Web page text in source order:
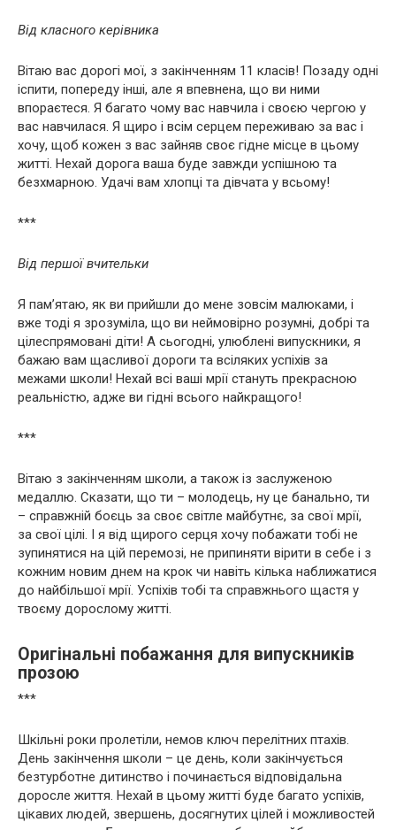
Від класного керівника
Вітаю вас дорогі мої, з закінченням 11 класів! Позаду одні
іспити, попереду інші, але я впевнена, що ви ними
впораєтеся. Я багато чому вас навчила і своєю чергою у
вас навчилася. Я щиро і всім серцем переживаю за вас і
хочу, щоб кожен з вас зайняв своє гідне місце в цьому
житті. Нехай дорога ваша буде завжди успішною та
безхмарною. Удачі вам хлопці та дівчата у всьому!
***
Від першої вчительки
Я пам’ятаю, як ви прийшли до мене зовсім малюками, і
вже тоді я зрозуміла, що ви неймовірно розумні, добрі та
цілеспрямовані діти! А сьогодні, улюблені випускники, я
бажаю вам щасливої дороги та всіляких успіхів за
межами школи! Нехай всі ваші мрії стануть прекрасною
реальністю, адже ви гідні всього найкращого!
***
Вітаю з закінченням школи, а також із заслуженою
медаллю. Сказати, що ти – молодець, ну це банально, ти
– справжній боєць за своє світле майбутнє, за свої мрії,
за свої цілі. І я від щирого серця хочу побажати тобі не
зупинятися на цій перемозі, не припиняти вірити в себе і з
кожним новим днем на крок чи навіть кілька наближатися
до найбільшої мрії. Успіхів тобі та справжнього щастя у
твоєму дорослому житті.
Оригінальні побажання для випускників
прозою
***
Шкільні роки пролетіли, немов ключ перелітних птахів.
День закінчення школи – це день, коли закінчується
безтурботне дитинство і починається відповідальна
доросле життя. Нехай в цьому житті буде багато успіхів,
цікавих людей, звершень, досягнутих цілей і можливостей